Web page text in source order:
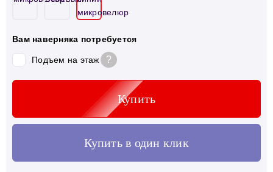
Вам наверняка потребуется
Подъем на этаж ?
Купить
Купить в один клик